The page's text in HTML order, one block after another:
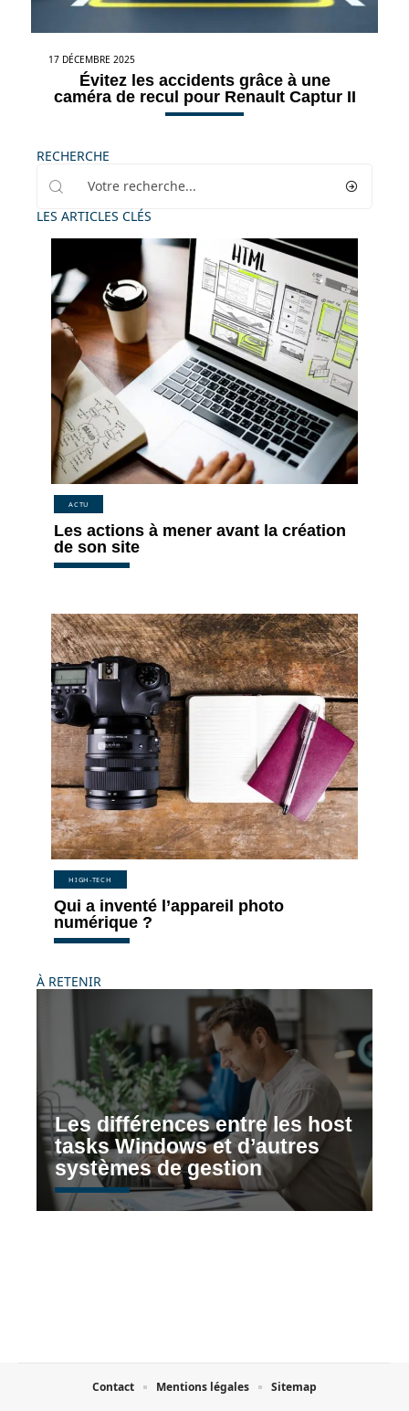
17 DÉCEMBRE 2025
Évitez les accidents grâce à une
caméra de recul pour Renault Captur II
RECHERCHE
LES ARTICLES CLÉS
ACTU
Les actions à mener avant la création
de son site
HIGH-TECH
Qui a inventé l’appareil photo
numérique ?
À RETENIR
Les différences entre les host
tasks Windows et d’autres
systèmes de gestion
Contact Mentions légales Sitemap